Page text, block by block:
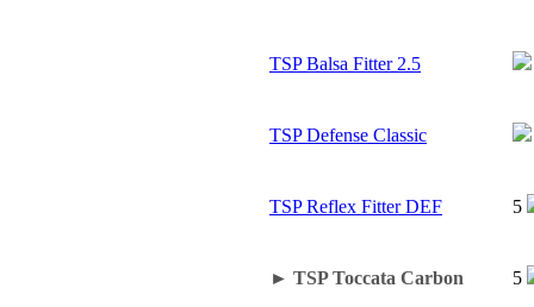
TSP Balsa Fitter 2.5
TSP Defense Classic
TSP Reflex Fitter DEF 5
► TSP Toccata Carbon 5